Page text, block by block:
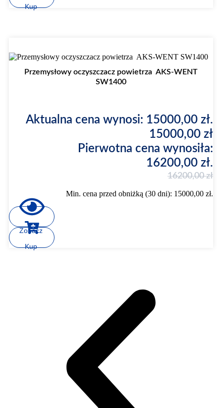
Kup
Przemysłowy oczyszczacz powietrza AKS-WENT
SW1400
16200,00zł
Pierwotna cena wynosiła:
16200,00 zł.
15000,00 zł
Aktualna cena wynosi: 15000,00 zł.
Min. cena przed obniżką (30 dni): 15000,00 zł.
Zobacz
Kup